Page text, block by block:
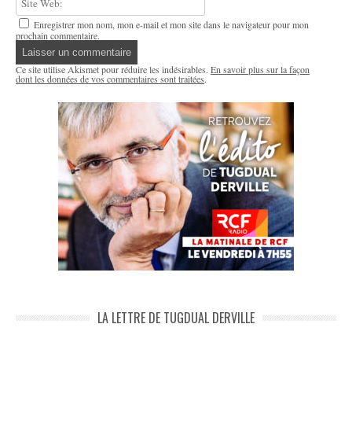
Enregistrer mon nom, mon e-mail et mon site dans le navigateur pour mon
prochain commentaire.
Ce site utilise Akismet pour réduire les indésirables. En savoir plus sur la façon
dont les données de vos commentaires sont traitées.
LA LETTRE DE TUGDUAL DERVILLE